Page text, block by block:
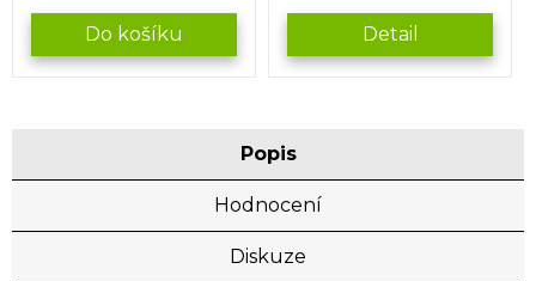
Do košíku Detail
Popis
Hodnocení
Diskuze